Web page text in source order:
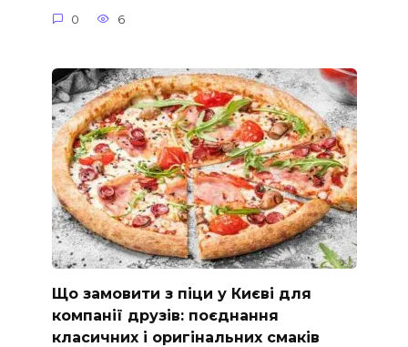
0 6
Що замовити з піци у Києві для
компанії друзів: поєднання
класичних і оригінальних смаків